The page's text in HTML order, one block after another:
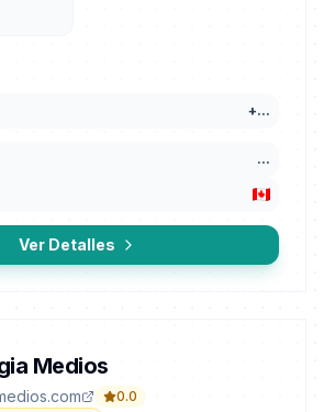
+...
...
Ver Detalles
Medios
0.0